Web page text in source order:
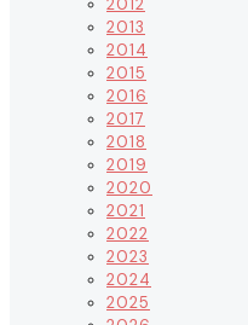
2012
2013
2014
2015
2016
2017
2018
2019
2020
2021
2022
2023
2024
2025